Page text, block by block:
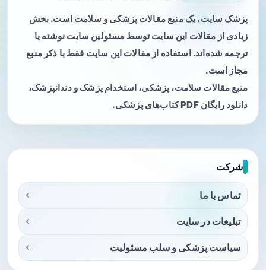
پزشک سایت، یک منبع مقالات پزشکی و سلامت است. بخش
زیادی از مقالات این سایت توسط مسئولین سایت نوشته یا
ترجمه شده‌اند. استفاده از مقالات این سایت فقط با ذکر منبع
مجاز است.
منبع مقالات سلامت، پزشکی، استخدام پزشک و دندانپزشک،
دانلود رایگان PDF کتاب‌های پزشکی.
شرکت
تماس با ما
تبلیغات در سایت
سیاست پزشکی و سلب مسئولیت